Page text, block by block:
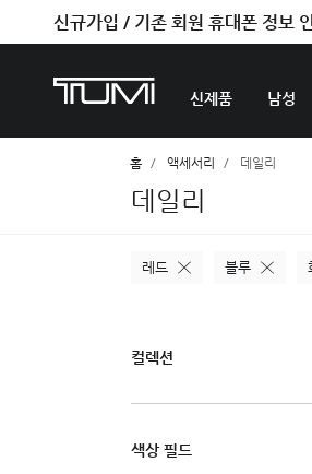
신규가입 / 기존 회원 휴대폰 정보
신제품 남성
홈 액세서리 데일리
데일리
레드 블루
컬렉션
색상 필드